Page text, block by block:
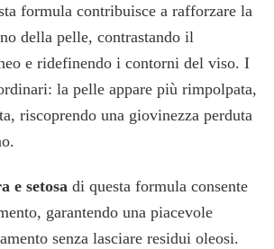
formula contribuisce a rafforzare la
della pelle, contrastando il
e ridefinendo i contorni del viso. I
la pelle appare più rimpolpata,
riscoprendo una giovinezza perduta
e setosa di questa formula consente
garantendo una piacevole
senza lasciare residui oleosi.